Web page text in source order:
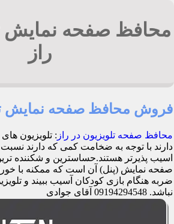
محافظ صفحه نمایش
راز
فروش محافظ صفحه نمایش
محافظ صفحه تلویزیون در راز : تلویزیون
دارند با توجه به ضخامت کمی که دارند نسبت
اسیب پذیرتر هستند.حساسترین و شکننده
صفحه نمایش (پنل) آن است که ممکنه با
ضربه هنگام بازی کودکان آسیب ببیند و
نباشد. 09194294548 آقای جوادی